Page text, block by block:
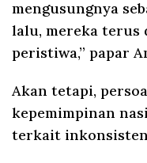
mengusungnya
lalu, mereka terus
peristiwa,” papar
Akan tetapi,
kepemimpinan
terkait